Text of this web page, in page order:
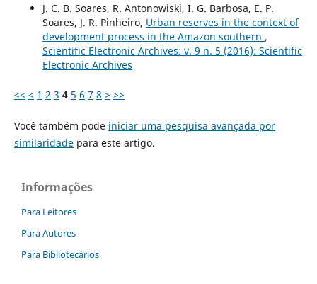
J. C. B. Soares, R. Antonowiski, I. G. Barbosa, E. P.
Soares, J. R. Pinheiro, Urban reserves in the context of
development process in the Amazon southern ,
Scientific Electronic Archives: v. 9 n. 5 (2016): Scientific
Electronic Archives
<< < 1 2 3 4 5 6 7 8 > >>
Você também pode iniciar uma pesquisa avançada por
similaridadepara este artigo.
Informações
Para Leitores
Para Autores
Para Bibliotecários